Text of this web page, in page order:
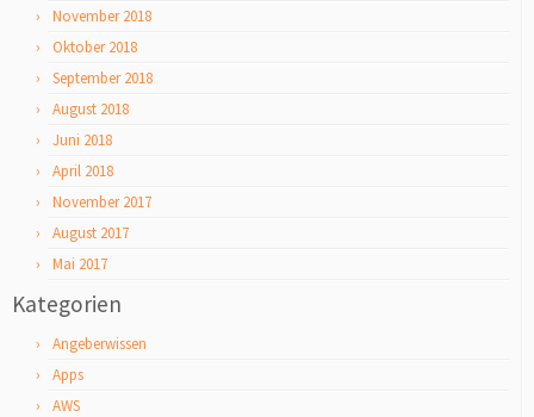
November 2018
Oktober 2018
September 2018
August 2018
Juni 2018
April 2018
November 2017
August 2017
Mai 2017
Kategorien
Angeberwissen
Apps
AWS